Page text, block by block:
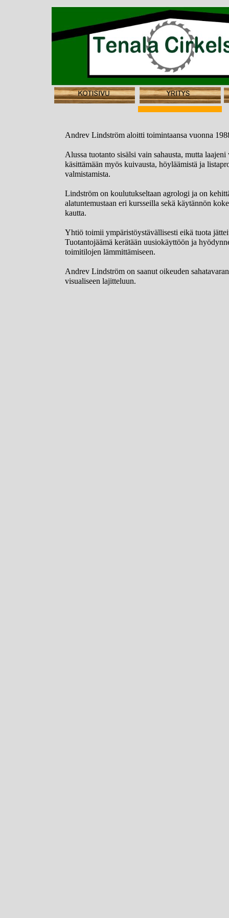
Andrev Lindström aloitti toimintaansa vuonna
Alussa tuotanto sisälsi vain sahausta, mutta laajeni
käsittämään myös kuivausta, höyläämistä ja
valmistamista.
Lindström on koulutukseltaan agrologi ja on
alatuntemustaan eri kursseilla sekä käytännön
kautta.
Yhtiö toimii ympäristöystävällisesti eikä tuota
Tuotantojäämä kerätään uusiokäyttöön ja
toimitilojen lämmittämiseen.
Andrev Lindström on saanut oikeuden sahatavaran
visualiseen lajitteluun.